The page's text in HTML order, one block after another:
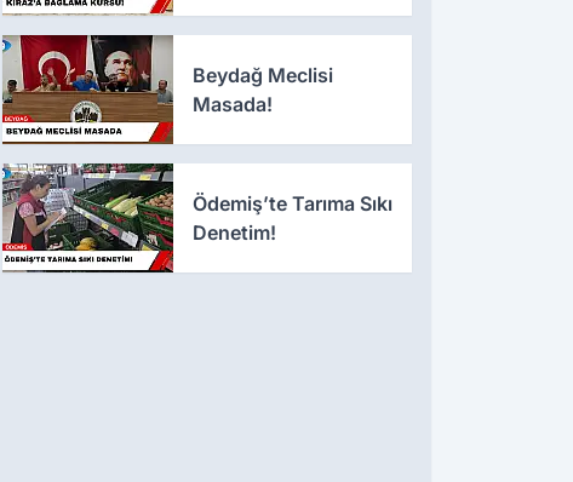
Beydağ Meclisi
Masada!
Ödemiş’te Tarıma Sıkı
Denetim!